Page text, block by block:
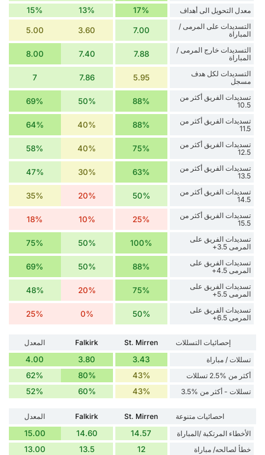
معدل التحويل الى أهداف 17%
13%
15%
التسديدات على المرمى /
المباراة
7.00
3.60
5.00
التسديدات خارج المرمى /
المباراة
7.88
7.40
8.00
التسديدات لكل هدف
مسجل
5.95
7.86
7
تسديدات الفريق أكثر من
10.5
88%
50%
69%
تسديدات الفريق أكثر من
11.5
88%
40%
64%
تسديدات الفريق أكثر من
12.5
75%
40%
58%
تسديدات الفريق أكثر من
13.5
63%
30%
47%
تسديدات الفريق أكثر من
14.5
50%
20%
35%
تسديدات الفريق أكثر من
15.5
25%
10%
18%
تسديدات الفريق على
المرمى 3.5+
100%
50%
75%
تسديدات الفريق على
المرمى 4.5+
88%
50%
69%
تسديدات الفريق على
المرمى 5.5+
75%
20%
48%
تسديدات الفريق على
المرمى 6.5+
50%
0%
25%
إحصائيات التسللات St. Mirren
Falkirk
المعدل
تسللات / مباراة
3.43
3.80
4.00
أكثر من %2.5 تسللات 43%
80%
62%
تسللات - أكثر من %3.5 43%
60%
52%
احصائيات متنوعة St. Mirren
Falkirk
المعدل
الأخطاء المرتكبة /المباراة
14.57
14.60
15.00
خطأ لصالحه/ مباراة 12
13.5
13.00